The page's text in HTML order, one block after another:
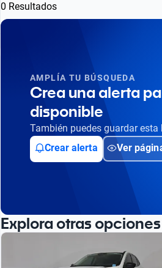
0 Resultados
AMPLÍA TU BÚSQUEDA
Crea una alerta
disponible
También puedes guardar
Crear alerta
Ver
Explora otras